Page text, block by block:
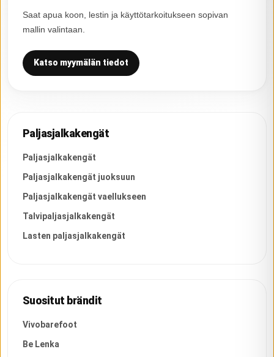
Saat apua koon, lestin ja käyttötarkoitukseen sopivan
mallin valintaan.
Katso myymälän tiedot
Paljasjalkakengät
Paljasjalkakengät
Paljasjalkakengät juoksuun
Paljasjalkakengät vaellukseen
Talvipaljasjalkakengät
Lasten paljasjalkakengät
Suositut brändit
Vivobarefoot
Be Lenka